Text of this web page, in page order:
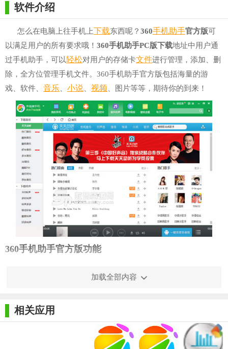
软件介绍
怎么在电脑上往手机上下载东西呢？ 360手机助手官方版可
以满足用户的所有要求哦！ 360手机助手PC版下载地址中用户通
过手机助手，可以轻松对用户的存储卡文件进行管理，添加、删
除，全方位管理手机文件。360手机助手官方版包括海量的游
戏、软件、 音乐 小说 视频 、图片等等，期待你的到来！
360手机助手官方版功能
获取平台
加载全部内容
相关应用